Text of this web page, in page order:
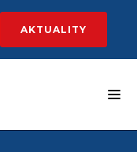
AKTUALITY